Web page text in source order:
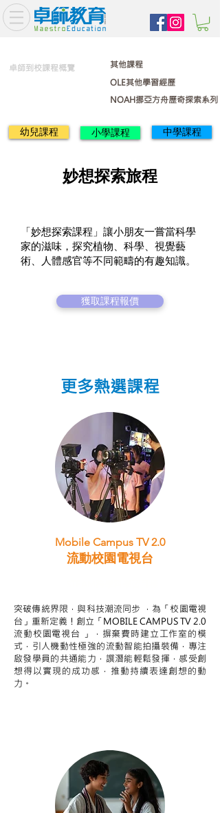
卓師到校課程概覽
OLE其他學習經歷
NOAH挪亞方舟歷奇探索系列
其他課程
幼兒課程 小學課程 中學課程
「妙想探索課程」讓小朋友一嘗當科學
家的滋味，探究植物、科學、視覺藝
術、人體感官等不同範疇的有趣知識。
獲取課程報價
妙想探索旅程
更多熱選課程
Mobile Campus TV 2.0
流動校園電視台
突破傳統界限，與科技潮流同步 ，為「校園電視
台」重新定義！創立「MOBILE CAMPUS TV 2.0
流動校園電視台 」，摒棄費時建立工作室的模
式，引人機動性極強的流動智能拍攝裝備，專注
啟發學員的共通能力，譔潛能輕鬆發揮，感受創
想得以實現的成功感，推動持續表達創想的動
力。